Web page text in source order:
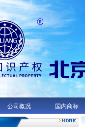
公司概况 国内商标
科亮代理第1953-1960期商标初步审定公告名录
上服务系统停机通知
假通知